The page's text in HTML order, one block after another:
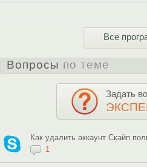
Все
Вопросы по теме
Задать
Как удалить аккаунт Скайп
1